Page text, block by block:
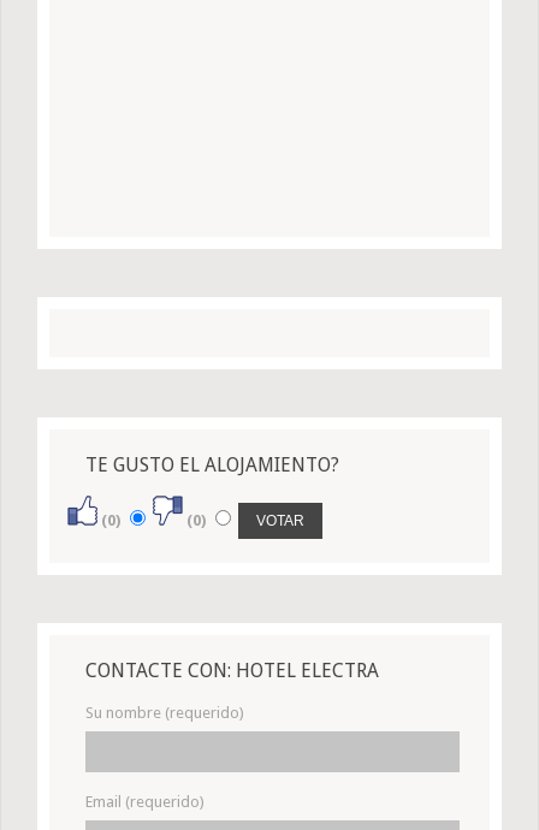
TE GUSTO EL ALOJAMIENTO?
(0) (0)
CONTACTE CON: HOTEL ELECTRA
Su nombre (requerido)
Email (requerido)